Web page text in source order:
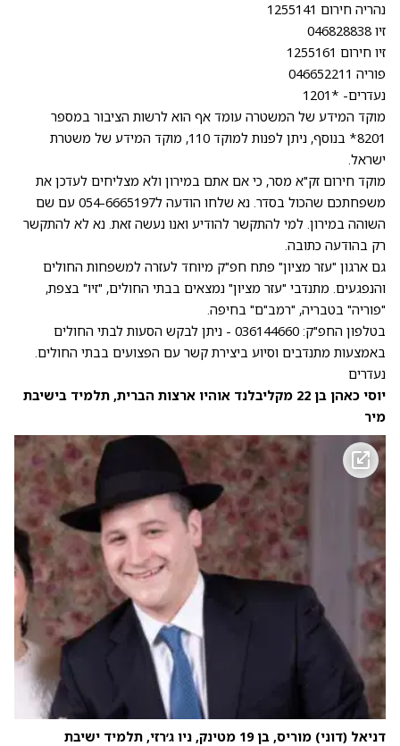
נהריה חירום 1255141
זיו 046828838
זיו חירום 1255161
פוריה 046652211
נעדרים- *1201
מוקד המידע של המשטרה עומד אף הוא לרשות הציבור במספר
8201* בנוסף, ניתן לפנות למוקד 110, מוקד המידע של משטרת
ישראל.
מוקד חירום זק"א מסר, כי אם אתם במירון ולא מצליחים לעדכן את
משפחתכם שהכול בסדר. נא שלחו הודעה ל054-6665197 עם שם
השוהה במירון. למי להתקשר להודיע ואנו נעשה זאת. נא לא להתקשר
רק בהודעה כתובה.
גם ארגון "עזר מציון" פתח חפ"ק מיוחד לעזרה למשפחות החולים
והנפגעים. מתנדבי "עזר מציון" נמצאים בבתי החולים, "זיו" בצפת,
"פוריה" בטבריה, "רמב"ם" בחיפה.
בטלפון החפ"ק: 036144660 - ניתן לבקש הסעות לבתי החולים
באמצעות מתנדבים וסיוע ביצירת קשר עם הפצועים בבתי החולים.
נעדרים
יוסי כאהן בן 22 מקליבלנד אוהיו ארצות הברית, תלמיד בישיבת
מיר
דניאל (דוני) מוריס, בן 19 מטינק, ניו ג׳רזי, תלמיד ישיבת